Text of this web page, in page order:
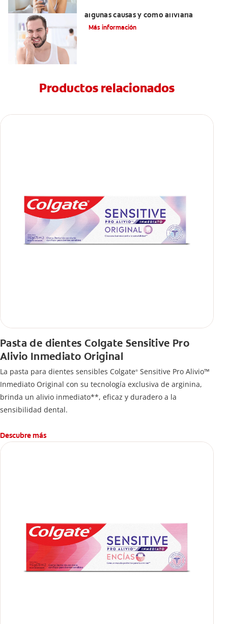
algunas causas y cómo aliviarla
Más información
Productos relacionados
Pasta de dientes Colgate Sensitive Pro
Alivio Inmediato Original
La pasta para dientes sensibles Colgate® Sensitive Pro Alivio™
Inmediato Original con su tecnología exclusiva de arginina,
brinda un alivio inmediato**, eficaz y duradero a la
sensibilidad dental.
Descubre más